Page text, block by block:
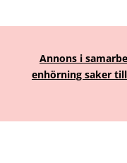
Annons i
enhörning saker